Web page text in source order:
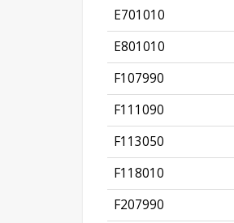
E701010
E801010
F107990
F111090
F113050
F118010
F207990